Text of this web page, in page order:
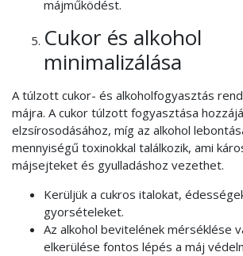
májműködést.
Cukor és alkohol
minimalizálása
A túlzott cukor- és alkoholfogyasztás
májra. A cukor túlzott fogyasztása
elzsírosodásához, míg az alkohol
mennyiségű toxinokkal találkozik, ami
májsejteket és gyulladáshoz vezethet.
Kerüljük a cukros italokat,
gyorsételeket.
Az alkohol bevitelének mérséklése
elkerülése fontos lépés a máj